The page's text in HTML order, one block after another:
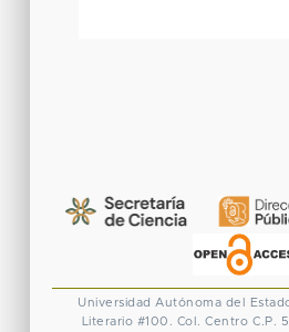
Universidad Autónoma del
Literario #100. Col. Centro C.P.